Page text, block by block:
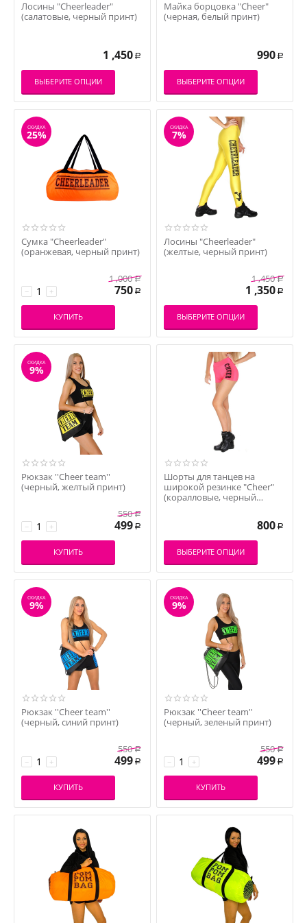
Лосины "Cheerleader"
(салатовые, черный принт)
1 ,450 Р
ВЫБЕРИТЕ ОПЦИИ
Майка борцовка "Cheer"
(черная, белый принт)
990 Р
ВЫБЕРИТЕ ОПЦИИ
СКИДКА
25%
Сумка "Cheerleader"
(оранжевая, черный принт)
+
−
1 ,000 Р
750 Р
КУПИТЬ
СКИДКА
7%
Лосины "Cheerleader"
(желтые, черный принт)
1 ,450 Р
1 ,350 Р
ВЫБЕРИТЕ ОПЦИИ
СКИДКА
9%
Рюкзак ''Cheer team''
(черный, желтый принт)
+
−
550 Р
499 Р
КУПИТЬ
Шорты для танцев на
широкой резинке "Cheer"
(коралловые, черный
800 Р
ВЫБЕРИТЕ ОПЦИИ
СКИДКА
9%
Рюкзак ''Cheer team''
(черный, синий принт)
+
−
550 Р
499 Р
КУПИТЬ
СКИДКА
9%
Рюкзак ''Cheer team''
(черный, зеленый принт)
+
−
550 Р
499 Р
КУПИТЬ